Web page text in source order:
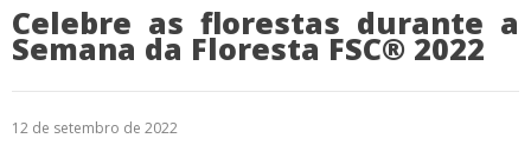
Celebre as florestas durante a
Semana da Floresta FSC® 2022
12 de setembro de 2022